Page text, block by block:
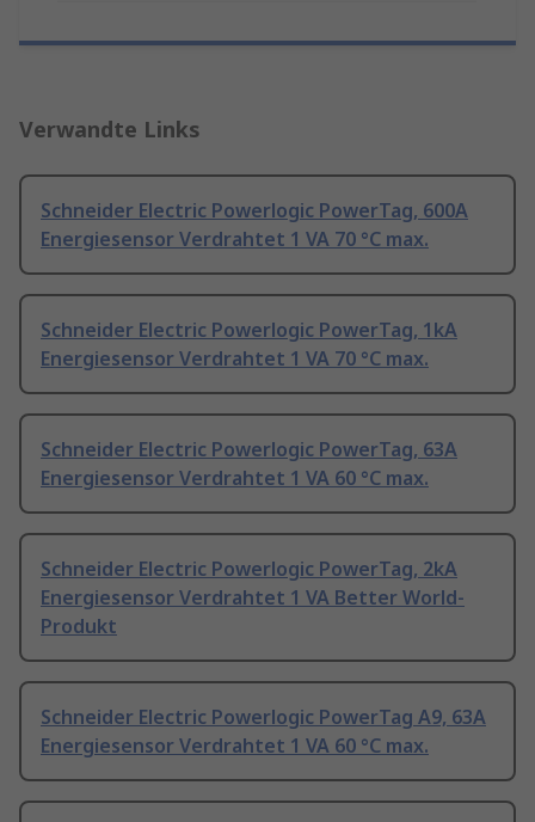
Verwandte Links
Schneider Electric Powerlogic PowerTag, 600A
Energiesensor Verdrahtet 1 VA 70 °C max.
Schneider Electric Powerlogic PowerTag, 1kA
Energiesensor Verdrahtet 1 VA 70 °C max.
Schneider Electric Powerlogic PowerTag, 63A
Energiesensor Verdrahtet 1 VA 60 °C max.
Schneider Electric Powerlogic PowerTag, 2kA
Energiesensor Verdrahtet 1 VA Better World-
Produkt
Schneider Electric Powerlogic PowerTag A9, 63A
Energiesensor Verdrahtet 1 VA 60 °C max.